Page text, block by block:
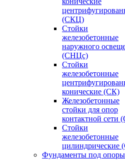
(СКЦ)
Стойки
железобетонные
наружного
(СНЦс)
Стойки
железобетонные
конические (СК)
Железобетонные
стойки для опор
контактной сети
Стойки
железобетонные
цилиндрические
Фундаменты под опоры